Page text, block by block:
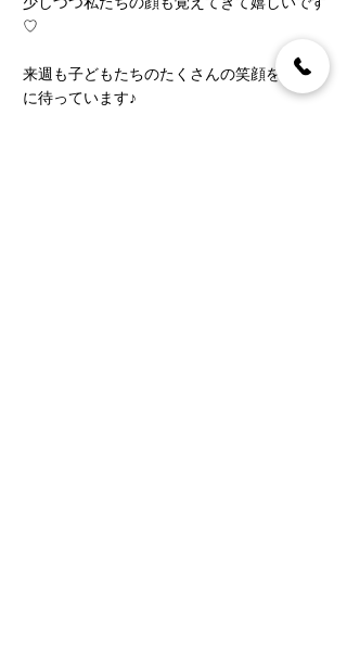
♡
来週も子どもたちのたくさんの笑顔を楽しみ
に待っています♪